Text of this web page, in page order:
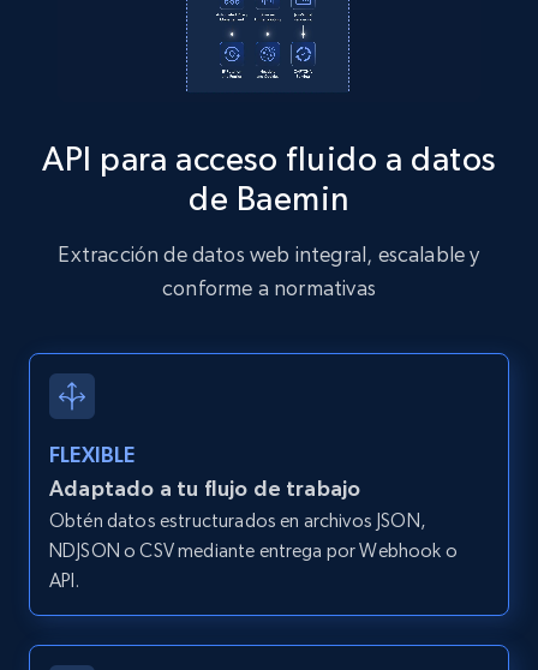
Zillow properties listing information
IsListingClaimedByCurrentSignedInUser,
IsCurrentSignedInAgentResponsible, Bedrooms,
1.3K+ Prueba gratuita
Zillow properties listing information -
type and status
Zpid, City, State, HomeStatus, Address,
IsListingClaimedByCurrentSignedInUser,
IsCurrentSignedInAgentResponsible, Bedrooms,
and more.
API para acceso fluido a datos
de Baemin
Extracción de datos web integral, escalable y
conforme a normativas
FLEXIBLE
Adaptado a tu flujo de trabajo
Obtén datos estructurados en archivos JSON,
NDJSON o CSV mediante entrega por Webhook o
API.